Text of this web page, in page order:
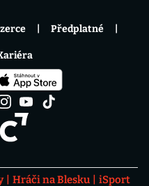
Hráči na Blesku
iSport
Předplatné